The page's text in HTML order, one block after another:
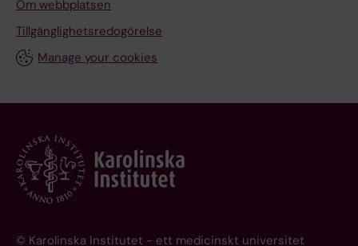
Om webbplatsen
Tillgänglighetsredogörelse
Manage your cookies
© Karolinska Institutet - ett medicinskt universitet